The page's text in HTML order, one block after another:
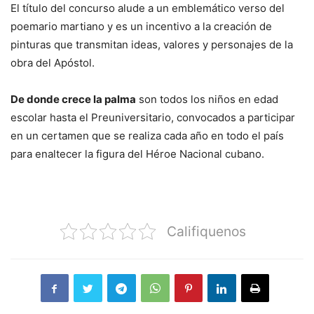
El título del concurso alude a un emblemático verso del
poemario martiano y es un incentivo a la creación de
pinturas que transmitan ideas, valores y personajes de la
obra del Apóstol.
De donde crece la palma son todos los niños en edad
escolar hasta el Preuniversitario, convocados a participar
en un certamen que se realiza cada año en todo el país
para enaltecer la figura del Héroe Nacional cubano.
Califiquenos